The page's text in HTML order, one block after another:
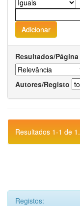
Resultados/Página
Autores/Registo
Resultados 1-1 de 1.
Registos: